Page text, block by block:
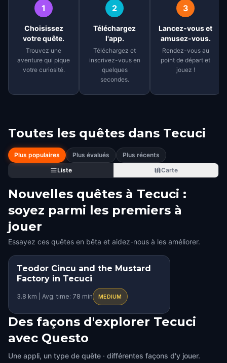
1
Choisissez
votre quête.
Trouvez une
aventure qui pique
votre curiosité.
2
Téléchargez
l'app.
Téléchargez et
inscrivez-vous en
quelques
secondes.
3
Lancez-vous et
amusez-vous.
Rendez-vous au
point de départ et
jouez !
Toutes les quêtes dans Tecuci
Plus populaires Plus évalués
Plus récents
Liste
Carte
Nouvelles quêtes à Tecuci :
soyez parmi les premiers à
jouer
Essayez ces quêtes en bêta et aidez-nous à les améliorer.
Teodor Cincu and the Mustard
Factory in Tecuci
3.8 km | Avg. time: 78 min MEDIUM
Des façons d'explorer Tecuci
avec Questo
Une appli, un type de quête · différentes façons d'y jouer.